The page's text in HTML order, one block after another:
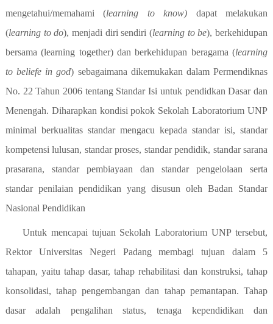
mengetahui/memahami (learning to know) dapat melakukan
(learning to do), menjadi diri sendiri (learning to be), berkehidupan
bersama (learning together) dan berkehidupan beragama (learning
to beliefe in god) sebagaimana dikemukakan dalam Permendiknas
No. 22 Tahun 2006 tentang Standar Isi untuk pendidkan Dasar dan
Menengah. Diharapkan kondisi pokok Sekolah Laboratorium UNP
minimal berkualitas standar mengacu kepada standar isi, standar
kompetensi lulusan, standar proses, standar pendidik, standar sarana
prasarana, standar pembiayaan dan standar pengelolaan serta
standar penilaian pendidikan yang disusun oleh Badan Standar
Nasional Pendidikan
Untuk mencapai tujuan Sekolah Laboratorium UNP tersebut,
Rektor Universitas Negeri Padang membagi tujuan dalam 5
tahapan, yaitu tahap dasar, tahap rehabilitasi dan konstruksi, tahap
konsolidasi, tahap pengembangan dan tahap pemantapan. Tahap
dasar adalah pengalihan status, tenaga kependidikan dan